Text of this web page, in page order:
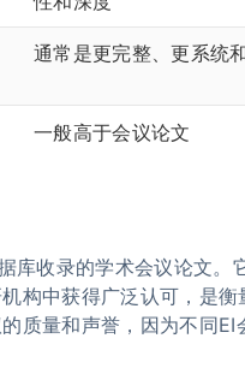
通常是更完整、更系统
一般高于会议论文
库收录的学术会议论文。
构中获得广泛认可，是
质量和声誉，因为不同EI